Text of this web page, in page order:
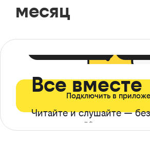
месяц
Все вместе
Читайте и слушайте — без
ограничений*
Подключить в